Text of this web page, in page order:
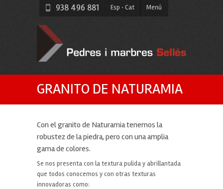
938 496 881 Esp · Cat Menú
GRANITO DE NATURAMIA
Con el granito de Naturamia tenemos la
robustez de la piedra, pero con una amplia
gama de colores.
Se nos presenta con la textura pulida y abrillantada
que todos conocemos y con otras texturas
innovadoras como: